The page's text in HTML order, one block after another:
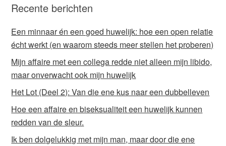
Recente berichten
Een minnaar én een goed huwelijk: hoe een open relatie
écht werkt (en waarom steeds meer stellen het proberen)
Mijn affaire met een collega redde niet alleen mijn libido,
maar onverwacht ook mijn huwelijk
Het Lot (Deel 2): Van die ene kus naar een dubbelleven
Hoe een affaire en biseksualiteit een huwelijk kunnen
redden van de sleur.
Ik ben dolgelukkig met mijn man, maar door die ene